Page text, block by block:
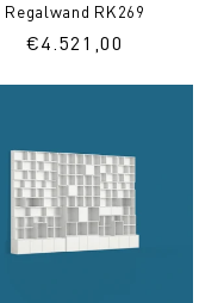
Regalwand RK269
Normaler
€4.521,00